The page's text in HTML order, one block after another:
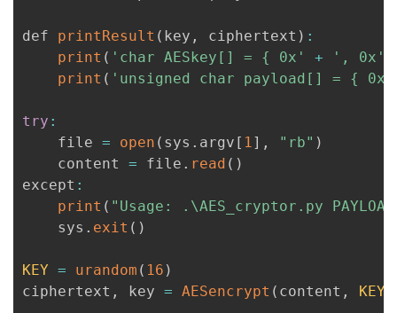
def printResult ( key , ciphertext ) :
print ( 'char AESkey[] = { 0x' + ', 0x'
print ( 'unsigned char payload[] = { 0x'
try :
    file
= open ( sys . argv [ 1] , "rb" )
    content
= file . read ( )
except :
print ( "Usage: .\AES_cryptor.py
    sys
. exit ( )
KEY = urandom ( 16 )
ciphertext , key = AESencrypt ( content , KEY